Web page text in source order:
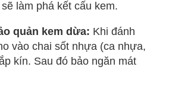
làm phá kết cấu kem.
quản kem dừa: Khi đánh
vào chai sốt nhựa (ca nhựa,
kín. Sau đó bảo ngăn mát